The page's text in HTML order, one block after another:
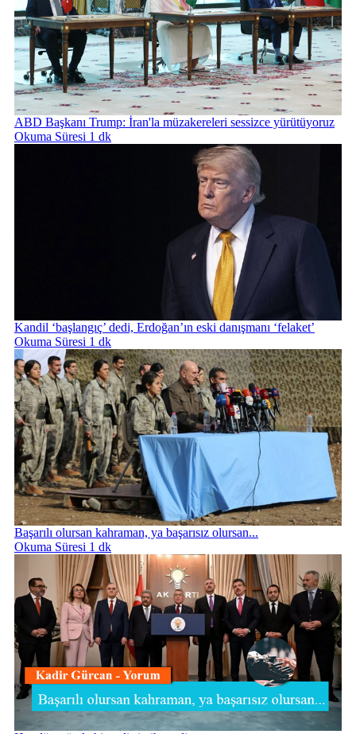
ABD Başkanı Trump: İran'la müzakereleri sessizce yürütüyoruz
Okuma Süresi 1 dk
Kandil ‘başlangıç’ dedi, Erdoğan’ın eski danışmanı ‘felaket’
Okuma Süresi 1 dk
Başarılı olursan kahraman, ya başarısız olursan...
Okuma Süresi 1 dk